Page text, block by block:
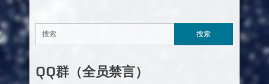
QQ群（全员禁言）